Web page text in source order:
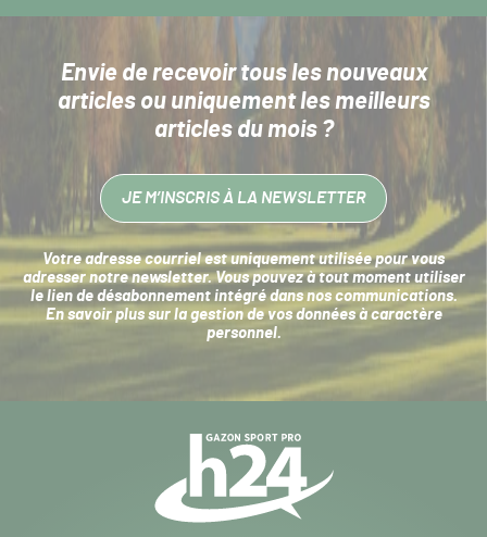
Envie de recevoir tous les nouveaux
articlesou uniquement les meilleurs
articles du mois ?
JE M’INSCRIS À LA NEWSLETTER
Votre adresse courriel est uniquement utilisée pour vous
adresser notre newsletter. Vous pouvez à tout moment utiliser
le lien de désabonnement intégré dans nos communications.
En savoir plus sur la gestion de vos données à caractère
personnel.